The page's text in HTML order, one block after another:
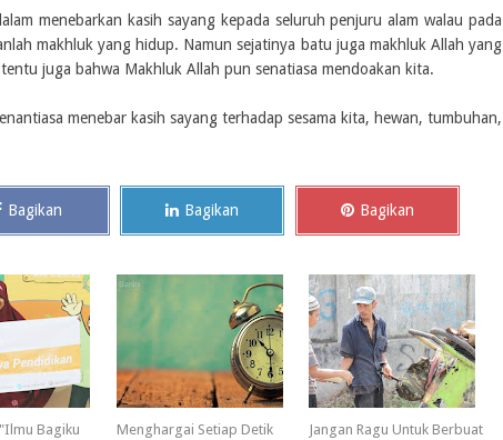
menebarkan kasih sayang kepada seluruh penjuru alam walau pada
makhluk yang hidup. Namun sejatinya batu juga makhluk Allah yang
juga bahwa Makhluk Allah pun senatiasa mendoakan kita.
menebar kasih sayang terhadap sesama kita, hewan, tumbuhan,
Bagikan Bagikan Bagikan
Bagiku
Menghargai Setiap Detik
Jangan Ragu Untuk Berbuat